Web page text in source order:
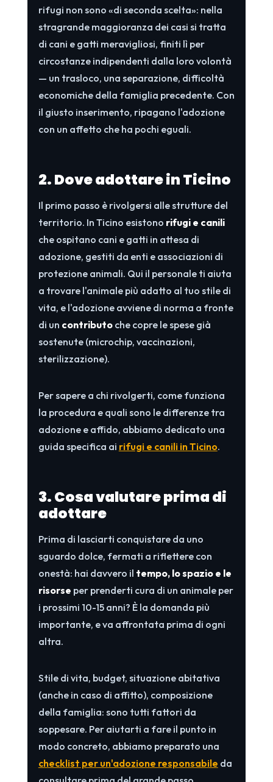
rifugi non sono «di seconda scelta»: nella
stragrande maggioranza dei casi si tratta
di cani e gatti meravigliosi, finiti lì per
circostanze indipendenti dalla loro volontà
— un trasloco, una separazione, difficoltà
economiche della famiglia precedente. Con
il giusto inserimento, ripagano l'adozione
con un affetto che ha pochi eguali.
2. Dove adottare in Ticino
Il primo passo è rivolgersi alle strutture del
territorio. In Ticino esistono rifugi e canili
che ospitano cani e gatti in attesa di
adozione, gestiti da enti e associazioni di
protezione animali. Qui il personale ti aiuta
a trovare l'animale più adatto al tuo stile di
vita, e l'adozione avviene di norma a fronte
di un contributoche copre le spese già
sostenute (microchip, vaccinazioni,
sterilizzazione).
Per sapere a chi rivolgerti, come funziona
la procedura e quali sono le differenze tra
adozione e affido, abbiamo dedicato una
guida specifica ai rifugi e canili in Ticino.
3. Cosa valutare prima di
adottare
Prima di lasciarti conquistare da uno
sguardo dolce, fermati a riflettere con
onestà: hai davvero il tempo, lo spazio e le
risorse per prenderti cura di un animale per
i prossimi 10-15 anni? È la domanda più
importante, e va affrontata prima di ogni
altra.
Stile di vita, budget, situazione abitativa
(anche in caso di affitto), composizione
della famiglia: sono tutti fattori da
soppesare. Per aiutarti a fare il punto in
modo concreto, abbiamo preparato una
checklist per un'adozione responsabile da